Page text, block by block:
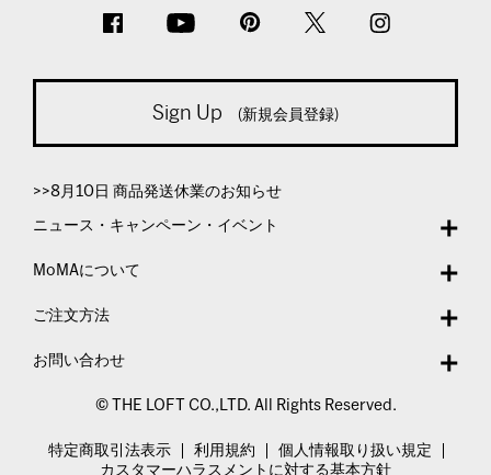
Sign Up (新規会員登録)
>>8月10日 商品発送休業のお知らせ
ニュース・キャンペーン・イベント
MoMAについて
ご注文方法
お問い合わせ
© THE LOFT CO.,LTD. All Rights Reserved.
特定商取引法表示 利用規約
個人情報取り扱い規定
カスタマーハラスメントに対する基本方針